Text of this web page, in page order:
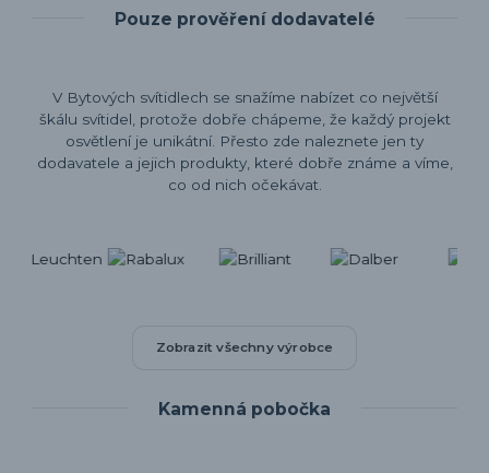
Pouze prověření dodavatelé
V Bytových svítidlech se snažíme nabízet co největší
škálu svítidel, protože dobře chápeme, že každý projekt
osvětlení je unikátní. Přesto zde naleznete jen ty
dodavatele a jejich produkty, které dobře známe a víme,
co od nich očekávat.
Zobrazit všechny výrobce
Kamenná pobočka